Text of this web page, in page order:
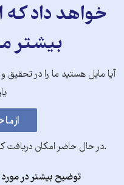
خواهد داد
بیشتر
آیا مایل هستید ما را در تحقیق
.در حال حاضر امکان دریافت
توضیح بیشتر در مورد